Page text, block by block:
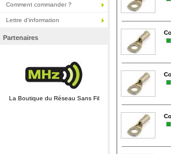
Comment commander ?
Lettre d'information
Partenaires
La Boutique du Réseau Sans Fil